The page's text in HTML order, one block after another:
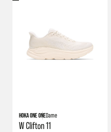
HOKA ONE ONEDame
W Clifton 11